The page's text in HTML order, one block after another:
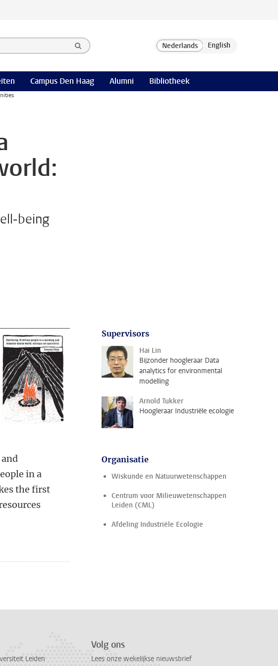
Campus Den Haag Alumni Bibliotheek
being
in a
the first
Supervisors
Hai Lin
Bijzonder hoogleraar Data
analytics for environmental
modelling
Arnold Tukker
Hoogleraar Industriële ecologie
Organisatie
Wiskunde en Natuurwetenschappen
Centrum voor Milieuwetenschappen
Leiden (CML)
Afdeling Industriële Ecologie
Leiden
Volg ons
Lees onze wekelijkse nieuwsbrief